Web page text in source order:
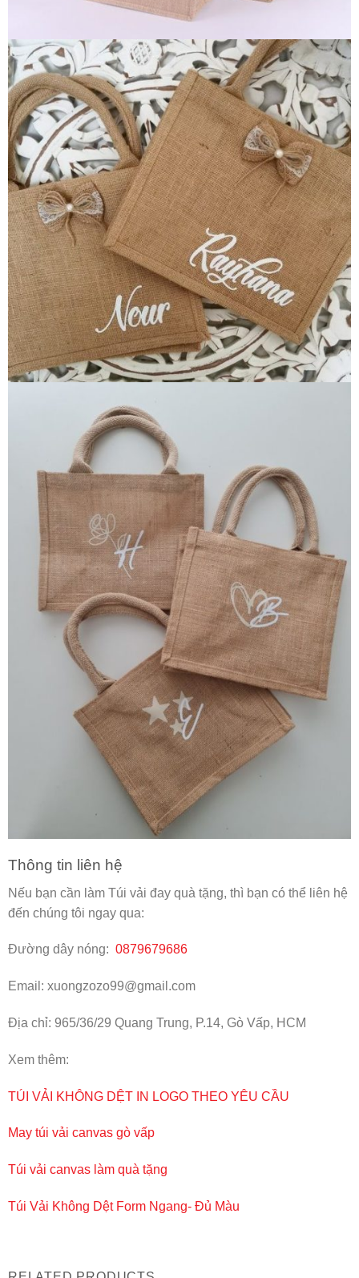
Thông tin liên hệ
Nếu bạn cần làm Túi vải đay quà tặng, thì bạn có thể liên hệ
đến chúng tôi ngay qua:
Đường dây nóng: 0879679686
Email: xuongzozo99@gmail.com
Địa chỉ: 965/36/29 Quang Trung, P.14, Gò Vấp, HCM
Xem thêm:
TÚI VẢI KHÔNG DỆT IN LOGO THEO YÊU CẦU
May túi vải canvas gò vấp
Túi vải canvas làm quà tặng
Túi Vải Không Dệt Form Ngang- Đủ Màu